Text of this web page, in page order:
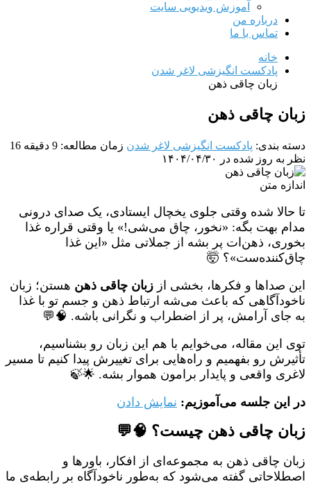
آموزش ویدیویی سایت
درباره من
تماس با ما
خانه
پادکست انگیزشی لاغر شدن
زبان چاقی ذهن
زبان چاقی ذهن
دسته بندی: پادکست انگیزشی لاغر شدن زمان مطالعه: 9 دقیقه
16
نظر به روز شده در ۱۴۰۴/۰۴/۳۰
اندازه متن
تا حالا شده وقتی جلوی یخچال ایستادی، یک صدای درونی
مدام بهت بگه: «نخور، چاق می‌شی!» یا وقتی قراره غذا
بخوری، ذهن‌ات پر بشه از جملاتی مثل «این غذا
چاق‌کننده‌ست»؟ 🤯
این صداها و فکرها، بخشی از زبان چاقی ذهن هستن؛ زبان
ناخودآگاهی که باعث می‌شه ارتباط ذهن و جسم تو با غذا
به جای آرامش، پر از اضطراب و نگرانی باشه. 🧠💬
توی این مقاله، می‌خوایم با هم این زبان رو بشناسیم،
تأثیرش رو بفهمیم و راه‌هایی برای تغییرش پیدا کنیم تا مسیر
لاغری واقعی و پایدار برامون هموار بشه. 🌟🍃
در این جلسه می‌آموزیم: نمایش دادن
زبان چاقی ذهن چیست؟ 🧠💬
زبان چاقی ذهن به مجموعه‌ای از افکار، باورها و
اصطلاحاتی گفته می‌شود که به‌طور ناخودآگاه بر رابطه‌ی ما